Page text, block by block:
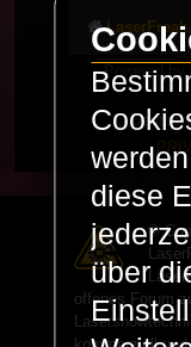
Powered by
©
offenes Forum
diese
über